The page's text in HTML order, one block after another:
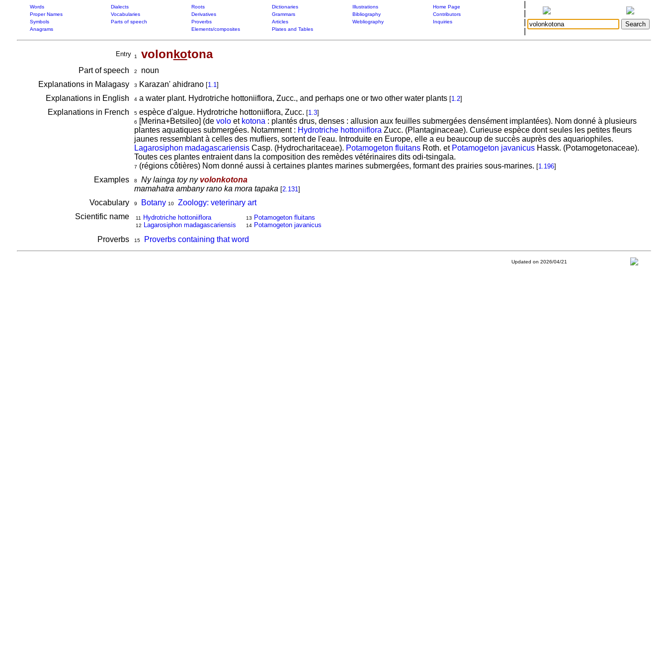
Words Dialects Roots Dictionaries Illustrations
Home Page
Proper Names
Vocabularies Derivatives Grammars Bibliography
Contributors
Symbols
Parts of speech Proverbs Articles Webliography
Inquiries
Anagrams
Elements/composites Plates and Tables
Entry 1 volonkotona
Part of speech 2
noun
Explanations in Malagasy
3 Karazan' ahidrano [1.1]
Explanations in English 4a water plant. Hydrotriche hottoniiflora, Zucc., and perhaps one or two other water plants [1.2]
Explanations in French 5espèce d'algue. Hydrotriche hottoniiflora, Zucc. [1.3]
6 [Merina+Betsileo] (de voloet kotona : plantés drus, denses : allusion aux feuilles submergées densément implantées). Nom donné à plusieurs
plantes aquatiques submergées. Notamment : Hydrotriche hottoniiflora Zucc. (Plantaginaceae). Curieuse espèce dont seules les petites fleurs
jaunes ressemblant à celles des mufliers, sortent de l'eau. Introduite en Europe, elle a eu beaucoup de succès auprès des aquariophiles.
Lagarosiphon madagascariensisCasp. (Hydrocharitaceae). Potamogeton fluitansRoth. et Potamogeton javanicusHassk. (Potamogetonaceae).
Toutes ces plantes entraient dans la composition des remèdes vétérinaires dits odi-tsingala.
7 (régions côtières) Nom donné aussi à certaines plantes marines submergées, formant des prairies sous-marines. [1.196]
Examples 8 Ny lainga toy ny volonkotona
mamahatra ambany rano ka mora tapaka [2.131]
Vocabulary 9 Botany 10
Zoology: veterinary art
Scientific name
11 Hydrotriche hottoniiflora
12 Lagarosiphon madagascariensis
13 Potamogeton fluitans
14 Potamogeton javanicus
Proverbs 15 Proverbs containing that word
Updated on 2026/04/21